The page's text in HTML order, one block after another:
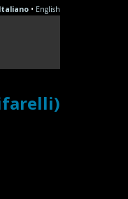
Italiano • English